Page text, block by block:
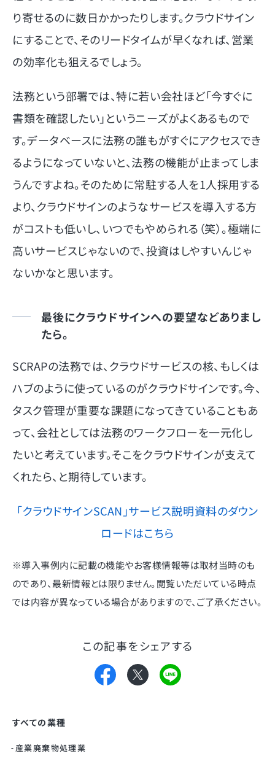
り寄せるのに数日かかったりします。クラウドサイン
にすることで、そのリードタイムが早くなれば、営業
の効率化も狙えるでしょう。
法務という部署では、特に若い会社ほど「今すぐに
書類を確認したい」というニーズがよくあるもので
す。データベースに法務の誰もがすぐにアクセスでき
るようになっていないと、法務の機能が止まってしま
うんですよね。そのために常駐する人を1人採用する
より、クラウドサインのようなサービスを導入する方
がコストも低いし、いつでもやめられる（笑）。極端に
高いサービスじゃないので、投資はしやすいんじゃ
ないかなと思います。
最後にクラウドサインへの要望などありまし
たら。
SCRAPの法務では、クラウドサービスの核、もしくは
ハブのように使っているのがクラウドサインです。今、
タスク管理が重要な課題になってきていることもあ
って、会社としては法務のワークフローを一元化し
たいと考えています。そこをクラウドサインが支えて
くれたら、と期待しています。
「クラウドサインSCAN」サービス説明資料のダウン
ロードはこちら
※導入事例内に記載の機能やお客様情報等は取材当時のも
のであり、最新情報とは限りません。閲覧いただいている時点
では内容が異なっている場合がありますので、ご了承ください。
この記事をシェアする
すべての業種
産業廃棄物処理業